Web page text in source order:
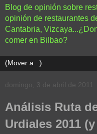
Blog de opinión sobre
opinión de restaurantes
Cantabria,
comer en Bilbao?
domingo, 3 de abril de 2011
Análisis Ruta
Urdiales 2011